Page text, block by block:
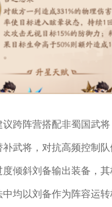
跨阵营搭配非蜀国武
武将，对抗高频控制
倾斜刘备输出装备，
均以刘备作为阵容运转